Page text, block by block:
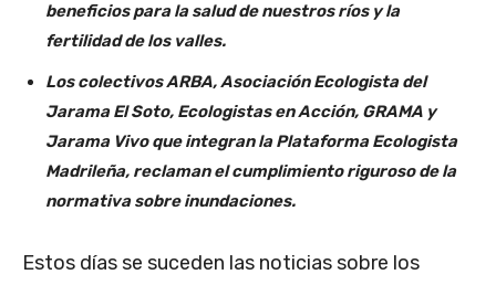
beneficios para la salud de nuestros ríos y la
fertilidad de los valles.
Los colectivos ARBA, Asociación Ecologista del
Jarama El Soto, Ecologistas en Acción, GRAMA y
Jarama Vivo que integran la Plataforma Ecologista
Madrileña, reclaman el cumplimiento riguroso de la
normativa sobre inundaciones.
Estos días se suceden las noticias sobre los